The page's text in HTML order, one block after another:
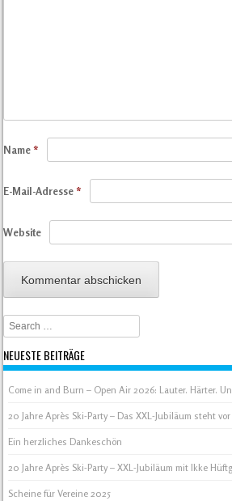
Name*
E-Mail-Adresse*
Website
Search
NEUESTE BEITRÄGE
Come in and Burn – Open Air 2026: Lauter. Härter.
20 Jahre Après Ski-Party – Das XXL-Jubiläum steht
Ein herzliches Dankeschön
20 Jahre Après Ski-Party – XXL-Jubiläum mit Ikke
Scheine für Vereine 2025